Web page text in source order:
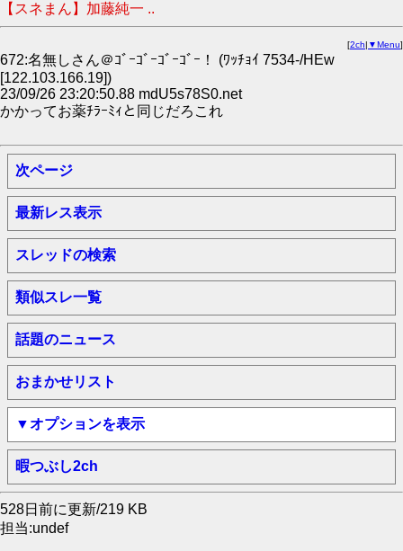
【スネまん】加藤純一 ..
[2ch| ▼Menu]
672:名無しさん＠ｺﾞｰｺﾞｰｺﾞｰｺﾞｰ！ (ﾜｯﾁｮｲ 7534-/HEw
[122.103.166.19])
23/09/26 23:20:50.88 mdU5s78S0.net
かかってお薬ﾁﾗｰﾐｨと同じだろこれ
次ページ
最新レス表示
スレッドの検索
類似スレ一覧
話題のニュース
おまかせリスト
▼オプションを表示
暇つぶし2ch
528日前に更新/219 KB
担当:undef